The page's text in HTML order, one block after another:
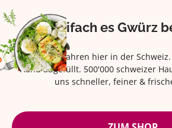
Eifach es Gwürz
Seit über 42 Jahren hier in der
Hand abgefüllt. 500'000 schweizer
uns schneller, feiner &